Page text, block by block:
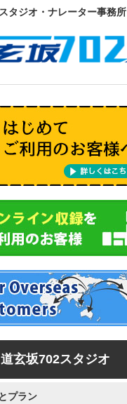
タジオ・ナレーター事務
道玄坂702スタジオ
プラン